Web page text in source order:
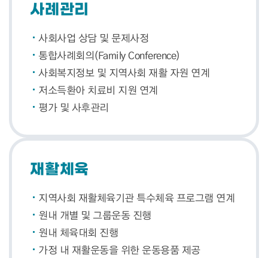
사례관리
사회사업 상담 및 문제사정
통합사례회의(Family Conference)
사회복지정보 및 지역사회 재활 자원 연계
저소득환아 치료비 지원 연계
평가 및 사후관리
재활체육
지역사회 재활체육기관 특수체육 프로그램 연계
원내 개별 및 그룹운동 진행
원내 체육대회 진행
가정 내 재활운동을 위한 운동용품 제공